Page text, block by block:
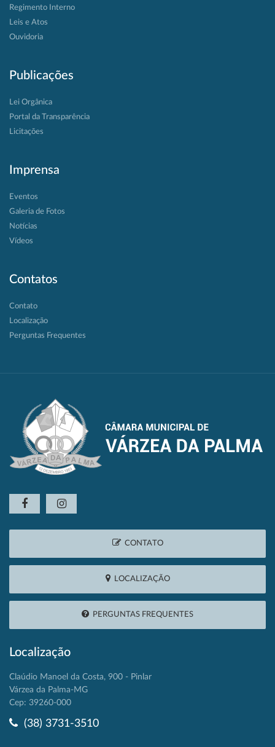
Regimento Interno
Leis e Atos
Ouvidoria
Publicações
Lei Orgânica
Portal da Transparência
Licitações
Imprensa
Eventos
Galeria de Fotos
Notícias
Vídeos
Contatos
Contato
Localização
Perguntas Frequentes
CONTATO
LOCALIZAÇÃO
PERGUNTAS FREQUENTES
Localização
Claúdio Manoel da Costa, 900 - Pinlar
Várzea da Palma-MG
Cep: 39260-000
(38) 3731-3510